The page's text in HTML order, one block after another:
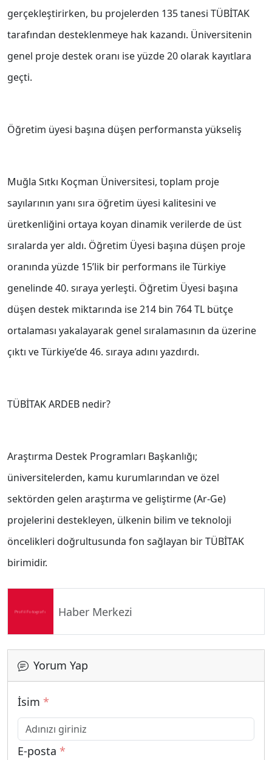
gerçekleştirirken, bu projelerden 135 tanesi TÜBİTAK
tarafından desteklenmeye hak kazandı. Üniversitenin
genel proje destek oranı ise yüzde 20 olarak kayıtlara
geçti.
Öğretim üyesi başına düşen performansta yükseliş
Muğla Sıtkı Koçman Üniversitesi, toplam proje
sayılarının yanı sıra öğretim üyesi kalitesini ve
üretkenliğini ortaya koyan dinamik verilerde de üst
sıralarda yer aldı. Öğretim Üyesi başına düşen proje
oranında yüzde 15’lik bir performans ile Türkiye
genelinde 40. sıraya yerleşti. Öğretim Üyesi başına
düşen destek miktarında ise 214 bin 764 TL bütçe
ortalaması yakalayarak genel sıralamasının da üzerine
çıktı ve Türkiye’de 46. sıraya adını yazdırdı.
TÜBİTAK ARDEB nedir?
Araştırma Destek Programları Başkanlığı;
üniversitelerden, kamu kurumlarından ve özel
sektörden gelen araştırma ve geliştirme (Ar-Ge)
projelerini destekleyen, ülkenin bilim ve teknoloji
öncelikleri doğrultusunda fon sağlayan bir TÜBİTAK
birimidir.
Haber Merkezi
Yorum Yap
İsim *
E-posta *